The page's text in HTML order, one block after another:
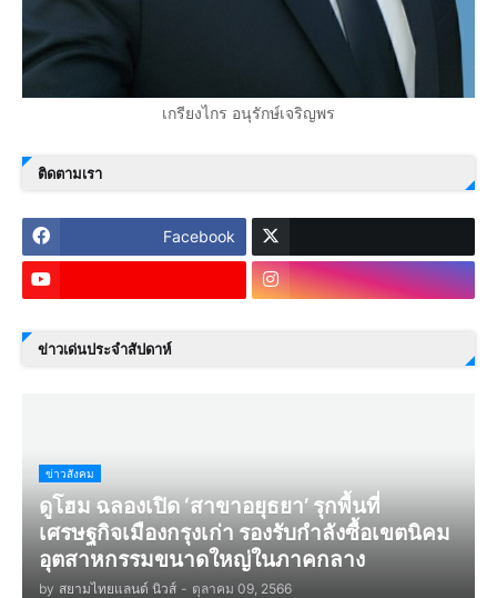
เกรียงไกร อนุรักษ์เจริญพร
ติดตามเรา
Facebook
ข่าวเด่นประจำสัปดาห์
ข่าวสังคม
ดูโฮม ฉลองเปิด ‘สาขาอยุธยา’ รุกพื้นที่
เศรษฐกิจเมืองกรุงเก่า รองรับกำลังซื้อเขตนิคม
อุตสาหกรรมขนาดใหญ่ในภาคกลาง
by สยามไทยแลนด์ นิวส์ - ตุลาคม 09, 2566